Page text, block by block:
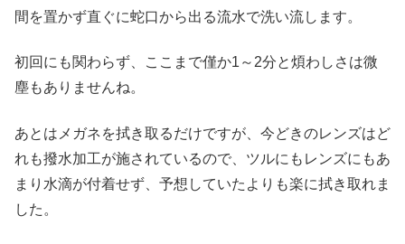
間を置かず直ぐに蛇口から出る流水で洗い流します。
初回にも関わらず、ここまで僅か1～2分と煩わしさは微
塵もありませんね。
あとはメガネを拭き取るだけですが、今どきのレンズはど
れも撥水加工が施されているので、ツルにもレンズにもあ
まり水滴が付着せず、予想していたよりも楽に拭き取れま
した。